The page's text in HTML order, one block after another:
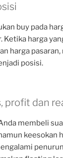
buy pada
Ketika harga
harga
posisi.
profit dan
membeli
keesokan